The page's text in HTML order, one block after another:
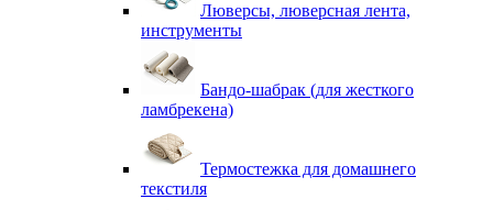
Люверсы, люверсная лента,
инструменты
Бандо-шабрак (для жесткого
ламбрекена)
Термостежка для домашнего
текстиля